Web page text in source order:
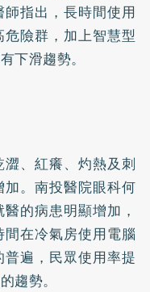
指出，長時間使用
險群，加上智慧型
下滑趨勢。
、紅癢、灼熱及刺
。南投醫院眼科何
的病患明顯增加，
在冷氣房使用電腦
遍，民眾使用率提
趨勢。